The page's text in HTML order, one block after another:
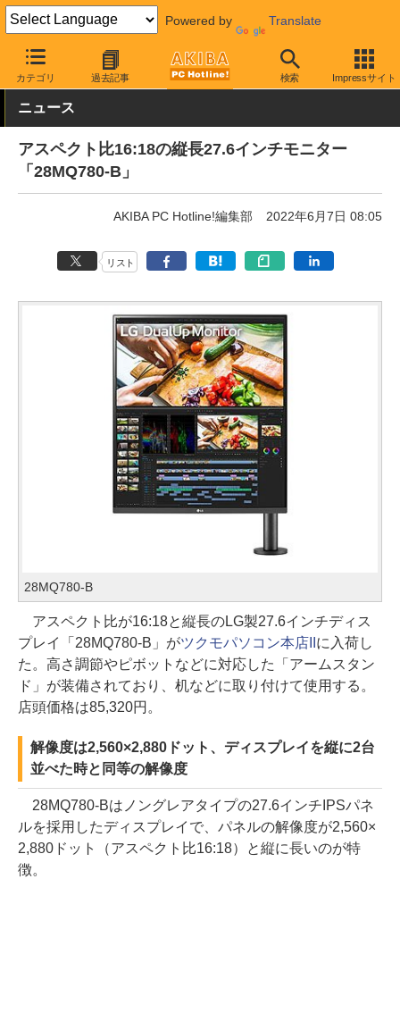
Powered by Translate
カテゴリ 過去記事 検索 Impressサイト
AKIBA PC Hotline! PC周辺機器 液晶ディスプレイ・モニター
ニュース
アスペクト比16:18の縦長27.6インチモニター
「28MQ780-B」
AKIBA PC Hotline!編集部 2022年6月7日 08:05
リスト
28MQ780-B
アスペクト比が16:18と縦長のLG製27.6インチディス
プレイ「28MQ780-B」がツクモパソコン本店II に入荷し
た。高さ調節やピボットなどに対応した「アームスタン
ド」が装備されており、机などに取り付けて使用する。
店頭価格は85,320円。
解像度は2,560×2,880ドット、ディスプレイを縦に2台
並べた時と同等の解像度
28MQ780-Bはノングレアタイプの27.6インチIPSパネ
ルを採用したディスプレイで、パネルの解像度が2,560×
2,880ドット（アスペクト比16:18）と縦に長いのが特
徴。